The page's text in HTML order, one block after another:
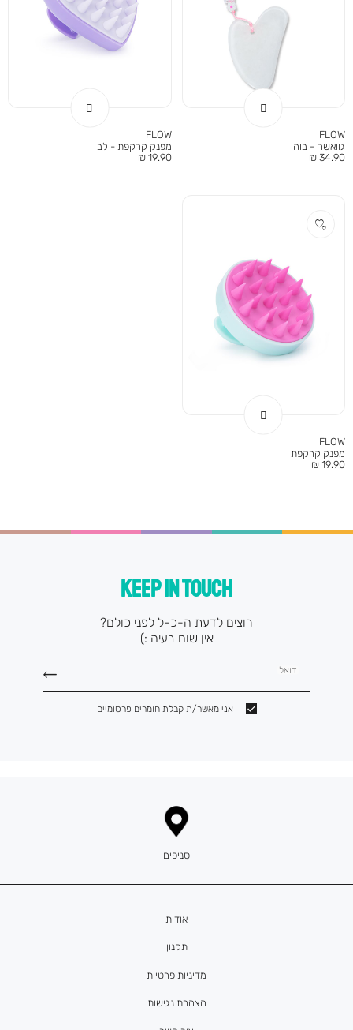
FLOW
גוואשה - בוהו
מחיר
34.90 ₪
FLOW
מפנק קרקפת - לב
מחיר
19.90 ₪
FLOW
מפנק קרקפת
מחיר
19.90 ₪
KEEP IN TOUCH
רוצים לדעת ה-כ-ל לפני כולם?
אין שום בעיה :)
דואל
אני מאשר/ת קבלת חומרים פרסומיים
אודות
תקנון
מדיניות פרטיות
הצהרת נגישות
סניפים